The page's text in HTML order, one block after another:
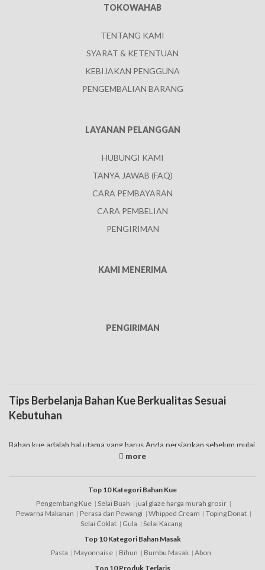
TOKOWAHAB
TENTANG KAMI
SYARAT & KETENTUAN
KEBIJAKAN PENGGUNA
PENGEMBALIAN BARANG
LAYANAN PELANGGAN
HUBUNGI KAMI
TANYA JAWAB (FAQ)
CARA PEMBAYARAN
CARA PEMBELIAN
PENGIRIMAN
KAMI MENERIMA
PENGIRIMAN
Tips Berbelanja Bahan Kue Berkualitas Sesuai
Kebutuhan
Bahan kue adalah hal utama yang harus Anda persiapkan sebelum mulai
eksekusi pembuatannya. Pada dasarnya seperti yang diketahui
produk impor, bahan kue murahmerklokal sampai dengan bahan kue
dengan kebutuhan.
Namun juga harus diketahui bahwa tak semua toko menjual secara
eceran. Banyak diantaranya yang jual bahan kue grosir, sehingga harus
dicek terlebih dahulu sebelum membelinya. Berbicara mengenai harga
Top 10 Kategori Bahan Kue
Pengembang Kue
Selai Buah
jual glaze harga murah grosir
Pewarna Makanan
Perasa dan Pewangi Whipped Cream
Toping Donat
Selai Coklat
Gula
Selai Kacang
Top 10 Kategori Bahan Masak
Pasta
Mayonnaise Bihun Bumbu Masak
Abon
Top 10 Produk Terlaris